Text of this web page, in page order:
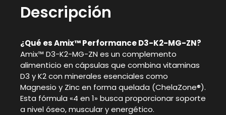
Descripción
¿Qué es Amix™ Performance D3-K2-MG-ZN?
Amix™ D3-K2-MG-ZN es un complemento
alimenticio en cápsulas que combina vitaminas
D3 y K2 con minerales esenciales como
Magnesio y Zinc en forma quelada (ChelaZone®).
Esta fórmula «4 en 1» busca proporcionar soporte
a nivel óseo, muscular y energético.